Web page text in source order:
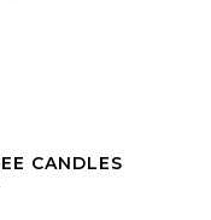
CANDLES